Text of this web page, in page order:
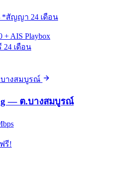
*สัญญา 24 เดือน
+ AIS Playbox
24 เดือน
.บางสมบูรณ์
— ต.บางสมบูรณ์
รี!